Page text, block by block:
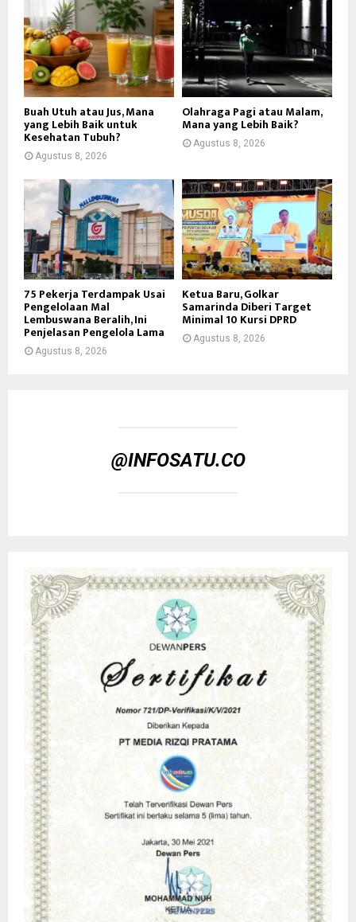
Buah Utuh atau Jus, Mana
yang Lebih Baik untuk
Kesehatan Tubuh?
Agustus 8, 2026
Olahraga Pagi atau Malam,
Mana yang Lebih Baik?
Agustus 8, 2026
75 Pekerja Terdampak Usai
Pengelolaan Mal
Lembuswana Beralih, Ini
Penjelasan Pengelola Lama
Agustus 8, 2026
Ketua Baru, Golkar
Samarinda Diberi Target
Minimal 10 Kursi DPRD
Agustus 8, 2026
@INFOSATU.CO